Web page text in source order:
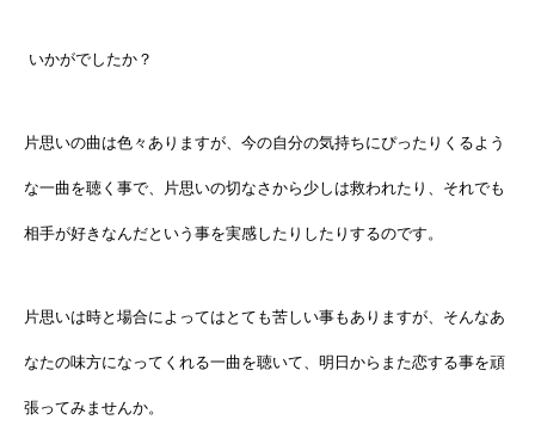
いかがでしたか？
片思いの曲は色々ありますが、今の自分の気持ちにぴったりくるよう
な一曲を聴く事で、片思いの切なさから少しは救われたり、それでも
相手が好きなんだという事を実感したりしたりするのです。
片思いは時と場合によってはとても苦しい事もありますが、そんなあ
なたの味方になってくれる一曲を聴いて、明日からまた恋する事を頑
張ってみませんか。